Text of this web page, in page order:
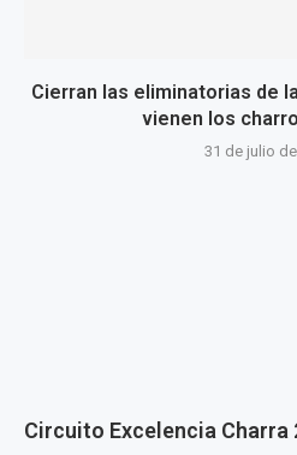
Cierran las eliminatorias de
vienen los
31 de julio
Circuito Excelencia Charra